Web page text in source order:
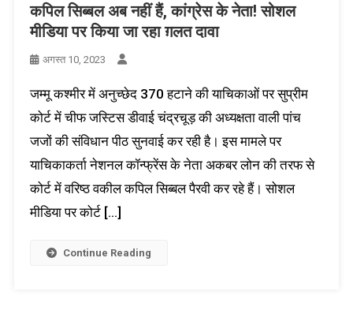
कपिल सिब्बल अब नहीं हैं, कांग्रेस के नेता! सोशल
मीडिया पर किया जा रहा ग़लत दावा
अगस्त 10, 2023
जम्मू कश्मीर में अनुच्छेद 370 हटाने की याचिकाओं पर सुप्रीम
कोर्ट में चीफ जस्टिस डीवाई चंद्रचूड़ की अध्यक्षता वाली पांच
जजों की संविधान पीठ सुनवाई कर रही है। इस मामले पर
याचिकाकर्ता नेशनल कॉन्फ्रेंस के नेता अकबर लोन की तरफ से
कोर्ट में वरिष्ठ वकील कपिल सिब्बल पैरवी कर रहे हैं। सोशल
मीडिया पर कोर्ट […]
Continue Reading